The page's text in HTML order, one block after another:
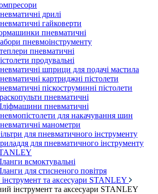
дрилі
гайковерти
пневматичні
пневмоінструменту
пневматичні
продувальні
шприци для подачі мастила
картриджні пістолети
піскоструминні пістолети
пневматичні
пневматичні
для накачування шин
манометри
для пневматичного інструменту
для пневматичного інструменту
всмоктувальні
для стисненого повітря
та аксесуари STANLEY
інструмент та аксесуари STANLEY